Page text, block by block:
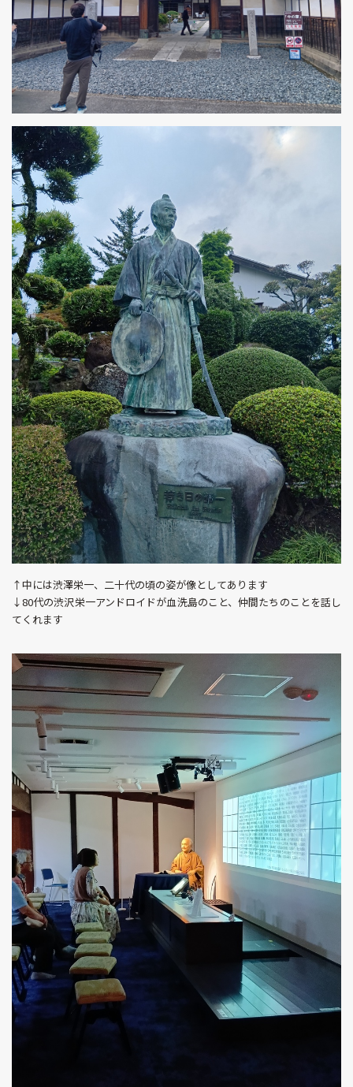
↑中には渋澤栄一、二十代の頃の姿が像としてあります
↓80代の渋沢栄一アンドロイドが血洗島のこと、仲間たちのことを話し
てくれます